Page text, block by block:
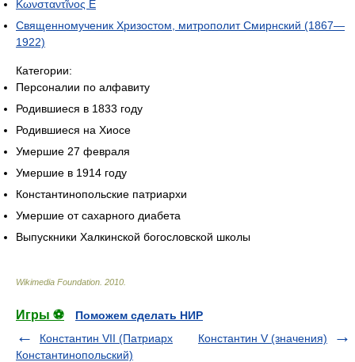
Κωνσταντῖνος Ε
Священномученик Хризостом, митрополит Смирнский (1867—
1922)
Категории:
Персоналии по алфавиту
Родившиеся в 1833 году
Родившиеся на Хиосе
Умершие 27 февраля
Умершие в 1914 году
Константинопольские патриархи
Умершие от сахарного диабета
Выпускники Халкинской богословской школы
Wikimedia Foundation 2010
Игры ⚽
Поможем сделать НИР
Константин VII (Патриарх
Константинопольский)
Константин V (значения)